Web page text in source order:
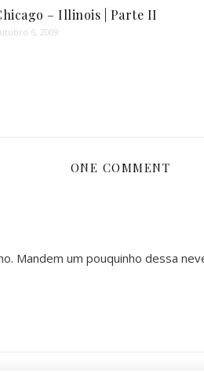
– Illinois | Parte II
6, 2009
ONE COMMENT
Mandem um pouquinho dessa